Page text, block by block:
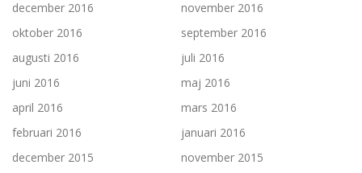
december 2016
november 2016
oktober 2016
september 2016
augusti 2016
juli 2016
juni 2016
maj 2016
april 2016
mars 2016
februari 2016
januari 2016
december 2015
november 2015